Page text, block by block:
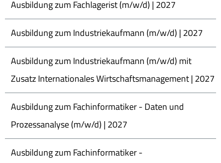
Ausbildung zum Fachlagerist (m/w/d) | 2027
Ausbildung zum Industriekaufmann (m/w/d) | 2027
Ausbildung zum Industriekaufmann (m/w/d) mit
Zusatz Internationales Wirtschaftsmanagement | 2027
Ausbildung zum Fachinformatiker - Daten und
Prozessanalyse (m/w/d) | 2027
Ausbildung zum Fachinformatiker -